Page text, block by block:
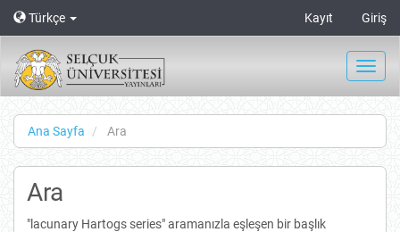
Navigation
Content
Sidebar
Türkçe Kayıt Giriş
Ana Sayfa Ara
Ara
"lacunary Hartogs series" aramanızla eşleşen bir başlık